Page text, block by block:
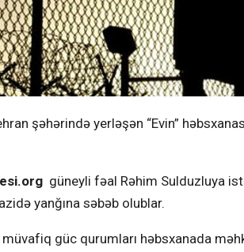
şəhərində yerləşən “Evin”
güneyli fəal Rəhim Sulduzluya
yanğına səbəb olublar.
müvafiq güc qurumları həbsxanada